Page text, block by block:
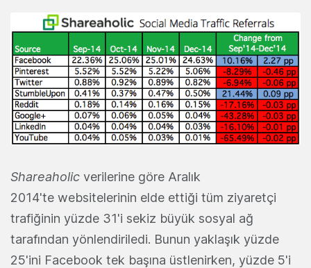
Shareaholic verilerine göre Aralık
2014'te websitelerinin elde ettiği tüm ziyaretçi
trafiğinin yüzde 31'i sekiz büyük sosyal ağ
tarafından yönlendiriledi. Bunun yaklaşık yüzde
25'ini Facebook tek başına üstlenirken, yüzde 5'i